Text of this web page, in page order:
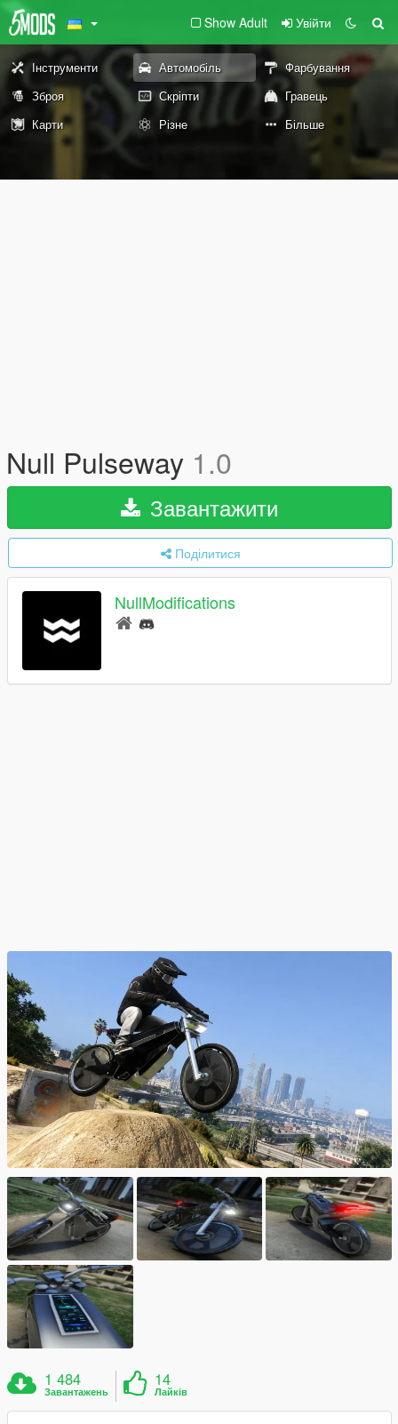
Show Adult Увійти
Інструменти Автомобіль
Фарбування
Зброя
Скріпти
Гравець
Карти
Різне Більше
Null Pulseway 1.0
Завантажити
Поділитися
NullModifications
1 484
Завантажень
14
Лайків